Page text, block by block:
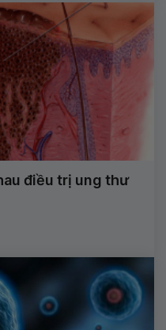
điều trị ung thư